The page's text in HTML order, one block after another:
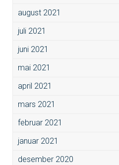
august 2021
juli 2021
juni 2021
mai 2021
april 2021
mars 2021
februar 2021
januar 2021
desember 2020